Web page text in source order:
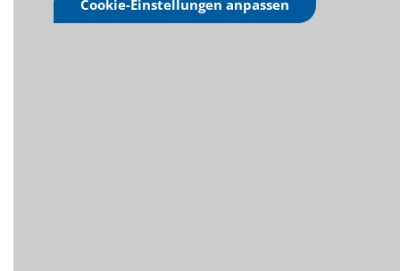
Cookie-Einstellungen anpassen